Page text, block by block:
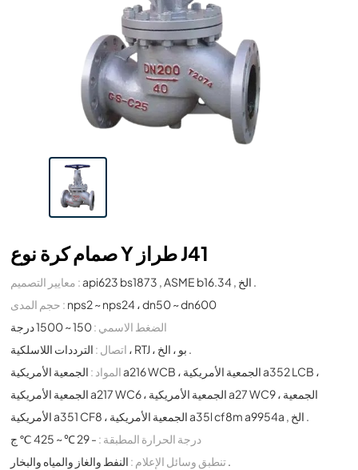
صمام كرة نوع Y طراز J41
معايير التصميم :
api623 bs1873 , ASME b16.34 , الخ .
حجم المدى : nps2 ~ nps24 ، dn50 ~ dn600
الضغط الاسمي :150 ~ 1500 درجة
اتصال :
الترددات اللاسلكية ، RTJ ، بو ، الخ .
المواد : الجمعية الأمريكية a216 WCB ، الجمعية الأمريكية a352 LCB ،
الجمعية الأمريكية a217 WC6 ، الجمعية الأمريكية a27 WC9 ، الجمعية
الأمريكية a351 CF8 ، الجمعية الأمريكية a35l cf8m a9954a , الخ .
درجة الحرارة المطبقة : - 29 ℃ ~ 425 ℃ ج
تنطبق وسائل الإعلام :النفط والغاز والمياه والبخار .